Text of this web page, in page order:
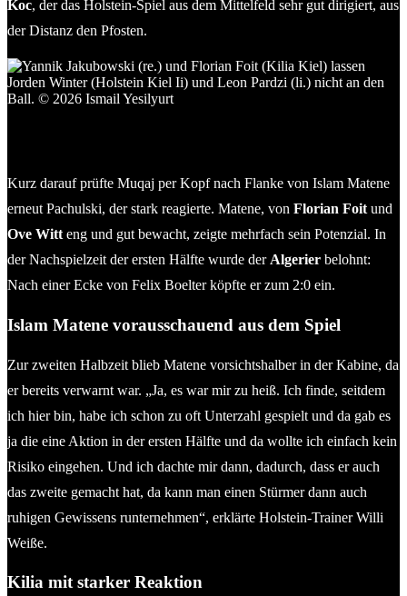
Koc, der das Holstein-Spiel aus dem Mittelfeld sehr gut dirigiert, aus
der Distanz den Pfosten.
Kurz darauf prüfte Muqaj per Kopf nach Flanke von Islam Matene
erneut Pachulski, der stark reagierte. Matene, von Florian Foit und
Ove Witt eng und gut bewacht, zeigte mehrfach sein Potenzial. In
der Nachspielzeit der ersten Hälfte wurde der Algerier belohnt:
Nach einer Ecke von Felix Boelter köpfte er zum 2:0 ein.
Islam Matene vorausschauend aus dem Spiel
Zur zweiten Halbzeit blieb Matene vorsichtshalber in der Kabine, da
er bereits verwarnt war. „Ja, es war mir zu heiß. Ich finde, seitdem
ich hier bin, habe ich schon zu oft Unterzahl gespielt und da gab es
ja die eine Aktion in der ersten Hälfte und da wollte ich einfach kein
Risiko eingehen. Und ich dachte mir dann, dadurch, dass er auch
das zweite gemacht hat, da kann man einen Stürmer dann auch
ruhigen Gewissens runternehmen“, erklärte Holstein-Trainer Willi
Weiße.
Kilia mit starker Reaktion